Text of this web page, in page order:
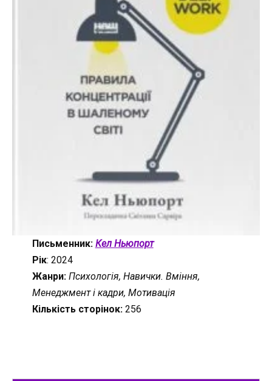
Письменник: Кел Ньюпорт
Рік: 2024
Жанри: Психологія, Навички. Вміння,
Менеджмент і кадри, Мотивація
Кількість сторінок:256